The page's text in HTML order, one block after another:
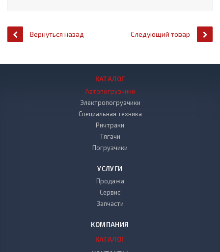
Вернуться назад Следующий товар
КАТАЛОГ
Автопогрузчики
Электропогрузчики
Специальная техника
Ричтраки
Тягачи
Погрузчики
УСЛУГИ
Продажа
Сервис
Запчасти
КОМПАНИЯ
КАТАЛОГ